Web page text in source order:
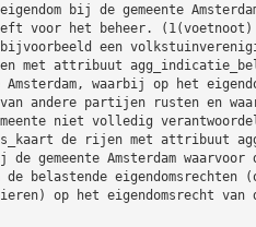
bij de gemeente
voor het beheer.
een
met attribuut
waarbij op het
andere partijen rusten en
niet volledig
de rijen met attribuut
gemeente Amsterdam
belastende eigendomsrechten
op het eigendomsrecht van